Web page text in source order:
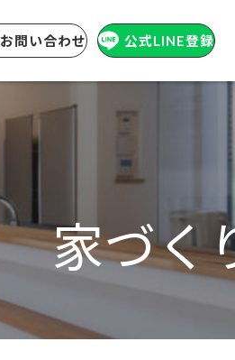
お問い合わせ 公式LINE登録
家づく